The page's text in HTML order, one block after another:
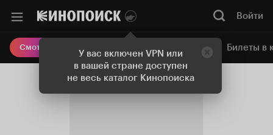
У вас включен VPN или
в вашей стране доступен
не весь каталог Кинопоиска
Войти
Смотреть кино Онлайн-кинотеатр Билеты в